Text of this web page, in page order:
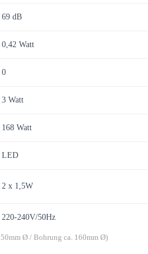
69 dB
0,42 Watt
0
3 Watt
168 Watt
LED
2 x 1,5W
220-240V/50Hz
Ø / Bohrung ca. 160mm Ø)